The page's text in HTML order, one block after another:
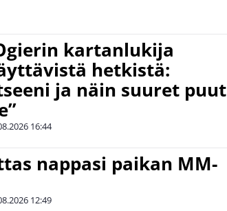
kartanlukija
hetkistä:
ja näin suuret puut
16:44
nappasi paikan MM-
12:49